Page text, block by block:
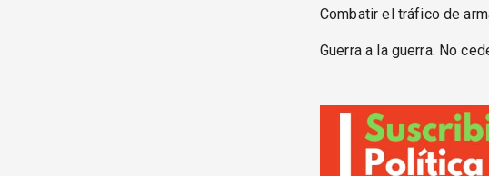
Combatir el tráfico de
Guerra a la guerra. No